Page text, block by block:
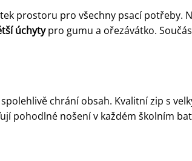
prostoru pro všechny psací potřeby.
úchytypro gumu a ořezávátko.
chrání obsah. Kvalitní zip s
pohodlné nošení v každém školním